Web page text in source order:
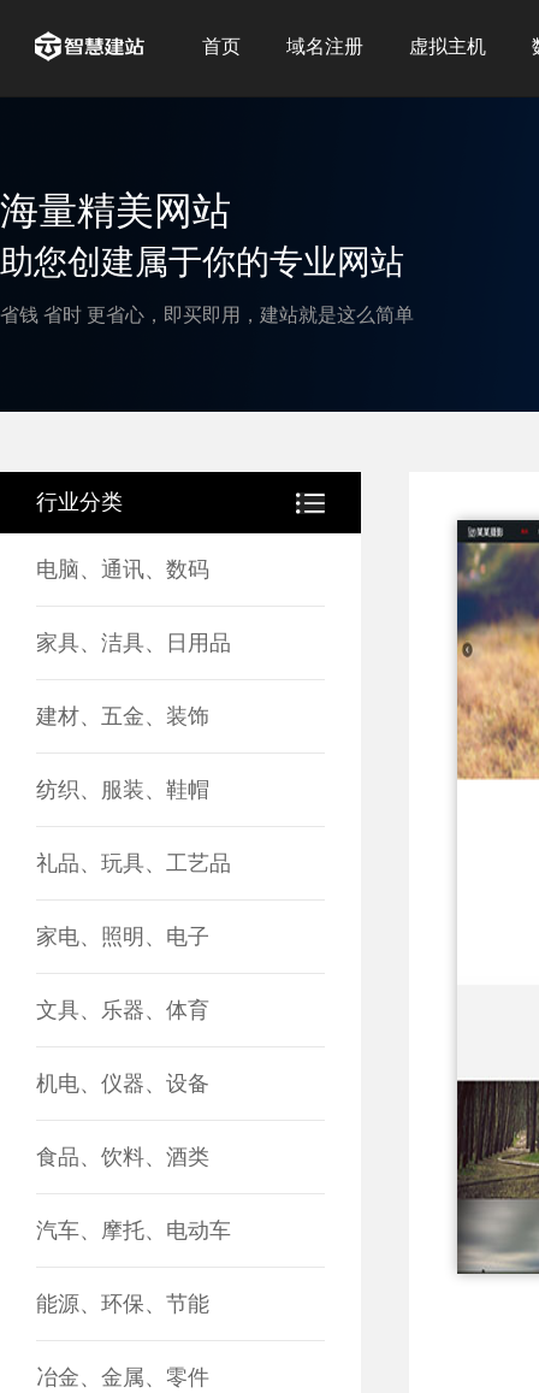
首页 域名注册 虚拟主机
海量精美网站
助您创建属于你的专业网站
省钱 省时 更省心，即买即用，建站就是这么简单
行业分类
电脑、通讯、数码
家具、洁具、日用品
建材、五金、装饰
纺织、服装、鞋帽
礼品、玩具、工艺品
家电、照明、电子
文具、乐器、体育
机电、仪器、设备
食品、饮料、酒类
汽车、摩托、电动车
能源、环保、节能
冶金、金属、零件